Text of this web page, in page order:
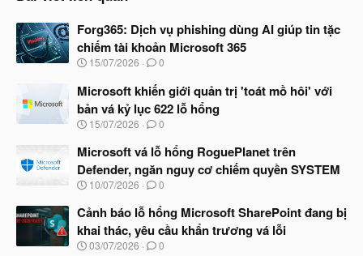
Forg365: Dịch vụ phishing dùng AI giúp tin tặc
chiếm tài khoản Microsoft 365
N
à
y
b
ắ
đ
ầ
u
15/07/2026 0
Microsoft khiến giới quản trị 'toát mồ hôi' với
bản vá kỷ lục 622 lỗ hổng
N
à
b
ắ
đ
ầ
u
15/07/2026 0
Microsoft vá lỗ hổng RoguePlanet trên
Defender, ngăn nguy cơ chiếm quyền SYSTEM
N
à
b
ắ
10/07/2026 0
Cảnh báo lỗ hổng Microsoft SharePoint đang bị
khai thác, yêu cầu khẩn trương vá lỗi
N
03/07/2026 0